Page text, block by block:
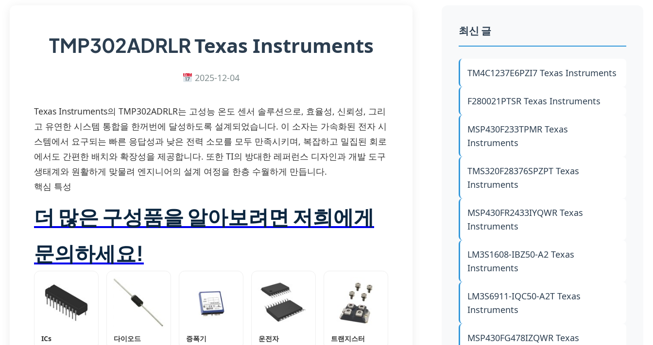
TMP302ADRLRTexas Instruments
2025-12-04
Texas Instruments의 TMP302ADRLR는 고성능 온도 센서 솔루션으로, 효율성, 신뢰성, 그리
고 유연한 시스템 통합을 한꺼번에 달성하도록 설계되었습니다. 이 소자는 가속화된 전자 시
스템에서 요구되는 빠른 응답성과 낮은 전력 소모를 모두 만족시키며, 복잡하고 밀집된 회로
에서도 간편한 배치와 확장성을 제공합니다. 또한 TI의 방대한 레퍼런스 디자인과 개발 도구
생태계와 원활하게 맞물려 엔지니어의 설계 여정을 한층 수월하게 만듭니다.
핵심 특성
더 많은 구성품을 알아보려면 저희에게
문의하세요!
ICs 다이오드 증폭기 운전자 트랜지스터
최신 글
TM4C1237E6PZI7Texas Instruments
F280021PTSRTexas Instruments
MSP430F233TPMRTexas
Instruments
TMS320F28376SPZPTTexas
Instruments
MSP430FR2433IYQWRTexas
Instruments
LM3S1608-IBZ50-A2Texas
Instruments
LM3S6911-IQC50-A2TTexas
Instruments
MSP430FG478IZQWRTexas